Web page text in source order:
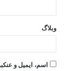
وبلاگ
اسم، ایمیل و